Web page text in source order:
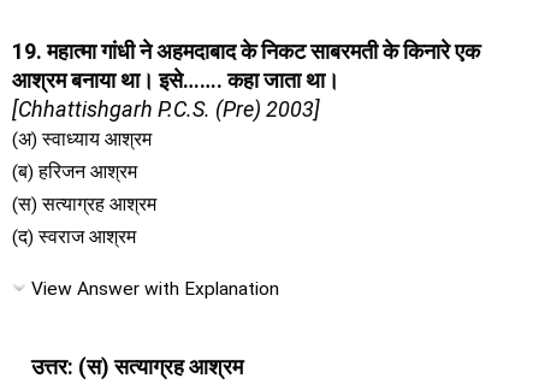
19. महात्मा गांधी ने अहमदाबाद के निकट साबरमती के किनारे एक
आश्रम बनाया था। इसे……. कहा जाता था।
[Chhattishgarh P.C.S. (Pre) 2003]
(अ) स्वाध्याय आश्रम
(ब) हरिजन आश्रम
(स) सत्याग्रह आश्रम
(द) स्वराज आश्रम
View Answer with Explanation
उत्तर: (स) सत्याग्रह आश्रम